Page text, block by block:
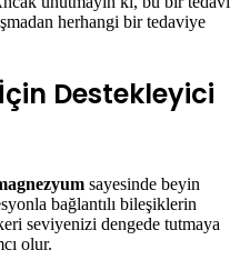
herhangi bir tedaviye
İçin Destekleyici
sayesinde beyin
bağlantılı bileşiklerin
seviyenizi dengede tutmaya
olur.